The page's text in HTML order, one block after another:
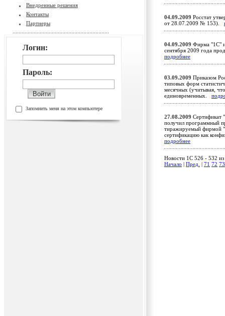
Внедренные решения
Контакты
Партнеры
Логин:
Пароль:
Запомнить меня на этом компьютере
04.09.2009 Росстат
от 28.07.2009 № 153).
04.09.2009 Фирма "1С"
сентября 2009 года
подробнее
03.09.2009 Приказом
типовых форм
месячных (учитывая,
единовременных.
27.08.2009 Сертификат
получил программный
тиражируемый фирмой
сертификацию как
подробнее
Новости 1C 526 - 532
Начало
Пред. 71 72 73